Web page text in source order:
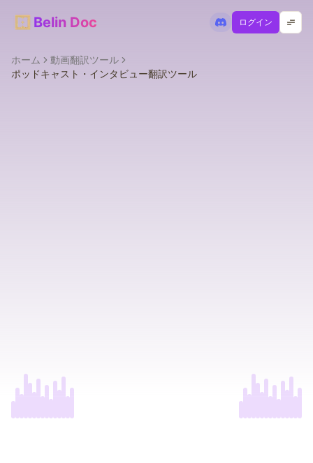
Belin Doc ログイン
ホーム
動画翻訳ツール
ポッドキャスト・インタビュー翻訳ツール